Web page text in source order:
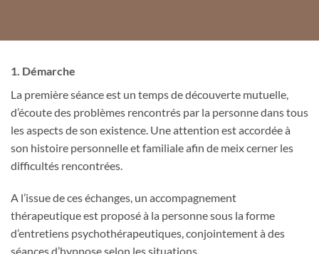
1. Démarche
La première séance est un temps de découverte mutuelle,
d’écoute des problèmes rencontrés par la personne dans tous
les aspects de son existence. Une attention est accordée à
son histoire personnelle et familiale afin de meix cerner les
difficultés rencontrées.
A l’issue de ces échanges, un accompagnement
thérapeutique est proposé à la personne sous la forme
d’entretiens psychothérapeutiques, conjointement à des
séances d’hypnose selon les situations.